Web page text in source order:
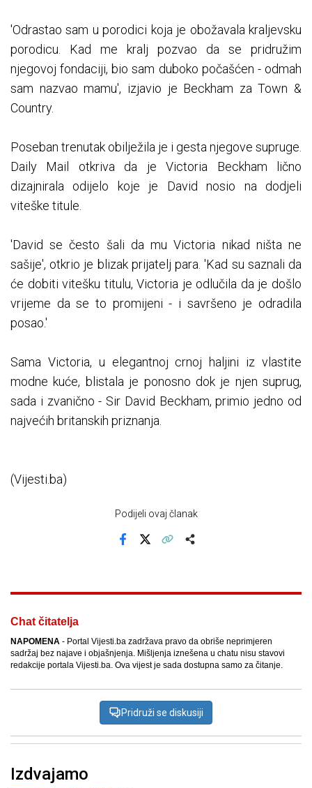
'Odrastao sam u porodici koja je obožavala kraljevsku
porodicu. Kad me kralj pozvao da se pridružim
njegovoj fondaciji, bio sam duboko počašćen - odmah
sam nazvao mamu', izjavio je Beckham za Town &
Country.
Poseban trenutak obilježila je i gesta njegove supruge.
Daily Mail otkriva da je Victoria Beckham lično
dizajnirala odijelo koje je David nosio na dodjeli
viteške titule.
'David se često šali da mu Victoria nikad ništa ne
sašije', otkrio je blizak prijatelj para. 'Kad su saznali da
će dobiti vitešku titulu, Victoria je odlučila da je došlo
vrijeme da se to promijeni - i savršeno je odradila
posao.'
Sama Victoria, u elegantnoj crnoj haljini iz vlastite
modne kuće, blistala je ponosno dok je njen suprug,
sada i zvanično - Sir David Beckham, primio jedno od
najvećih britanskih priznanja.
(Vijesti.ba)
Podijeli ovaj članak
Chat čitatelja
NAPOMENA - Portal Vijesti.ba zadržava pravo da obriše neprimjeren
sadržaj bez najave i objašnjenja. Mišljenja iznešena u chatu nisu stavovi
redakcije portala Vijesti.ba. Ova vijest je sada dostupna samo za čitanje.
Pridruži se diskusiji
Izdvajamo